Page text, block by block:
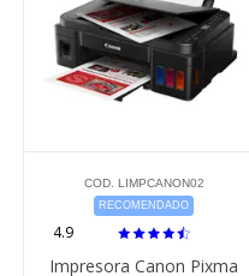
COD. LIMPCANON02
RECOMENDADO
4.9
Impresora Canon Pixma